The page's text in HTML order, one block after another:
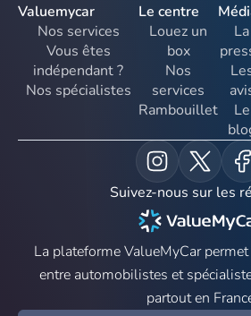
Valuemycar
Nos services
Vous êtes
indépendant ?
Nos spécialistes
Le centre
Louez un
box
Nos
services
Rambouillet
La
Le
Suivez-nous sur les
La plateforme ValueMyCar
entre automobilistes et
partout en